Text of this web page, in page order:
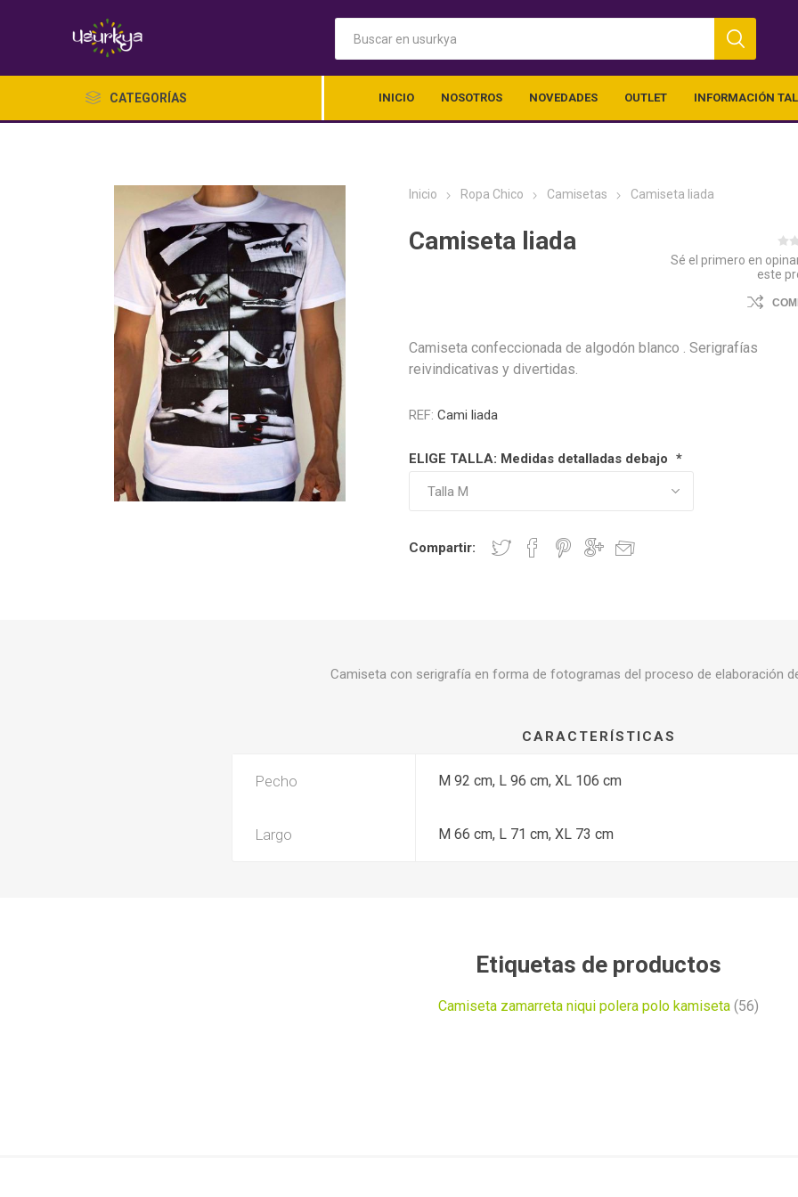
CATEGORÍAS
Outlet
Botas y Botines de algodón
Calzado de algodón y
INICIO NOSOTROS NOVEDADES OUTLET INFORMACIÓN
Inicio Ropa Chico Camisetas Camiseta liada
Camiseta liada
Sé el primero en
este
Camiseta confeccionada de algodón blanco . Serigrafías
reivindicativas y divertidas.
REF: Cami liada
ELIGE TALLA: Medidas detalladas debajo *
Compartir:
Camiseta con serigrafía en forma de fotogramas del proceso de elaboración
CARACTERÍSTICAS
Pecho M 92 cm, L 96 cm, XL 106 cm
Largo M 66 cm, L 71 cm, XL 73 cm
Etiquetas de productos
Camiseta zamarreta niqui polera polo kamiseta (56)